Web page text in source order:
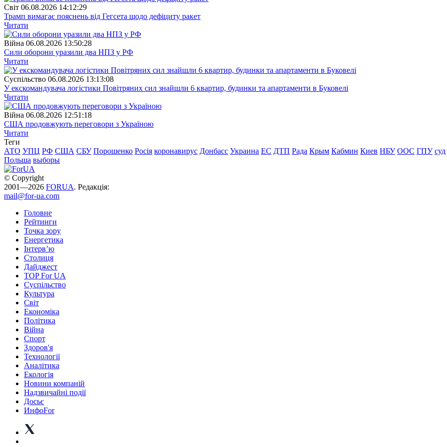
Свiт 06.08.2026 14:12:29
Трамп вимагає пояснень від Гегсета щодо дефіциту ракет
Читати
Війна 06.08.2026 13:50:28
Сили оборони уразили два НПЗ у РФ
Читати
Суспiльство 06.08.2026 13:13:08
У екскомандувача логістики Повітряних сил знайшли 6 квартир, будинки та апартаменти в Буковелі
Читати
Війна 06.08.2026 12:51:18
США продовжують переговори з Україною
Читати
Теги
АТО УПЦ РФ США СБУ Порошенко Росія коронавирус Донбасс Украина ЕС ДТП Рада Крым Кабмин Киев НБУ ООС ГПУ суд
Польша выборы
© Copyright
2001—2026 FORUA. Редакція:
mail@for-ua.com
Головне
Рейтинги
Точка зору
Енергетика
Інтерв’ю
Столиця
Дайджест
TOP For UA
Суспiльство
Культура
Світ
Економіка
Політика
Війна
Спорт
Здоров'я
Технології
Аналітика
Екологія
Новини компаній
Надзвичайні події
Досьє
ИнфоFor